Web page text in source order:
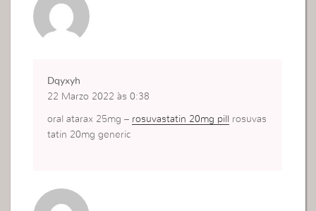
Dqyxyh
22 Marzo 2022 às 0:38
oral atarax 25mg – rosuvastatin 20mg pill rosuvas
tatin 20mg generic